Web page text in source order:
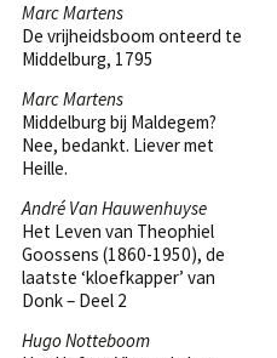
Marc Martens
De vrijheidsboom onteerd te
Middelburg, 1795
Marc Martens
Middelburg bij Maldegem?
Nee, bedankt. Liever met
Heille.
André Van Hauwenhuyse
Het Leven van Theophiel
Goossens (1860-1950), de
laatste ‘kloefkapper’ van
Donk – Deel 2
Hugo Notteboom